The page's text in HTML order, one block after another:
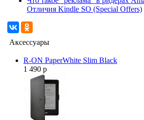
Отличия Kindle SO (Special Offers)
Аксессуары
R-ON PaperWhite Slim Black
1 490 р